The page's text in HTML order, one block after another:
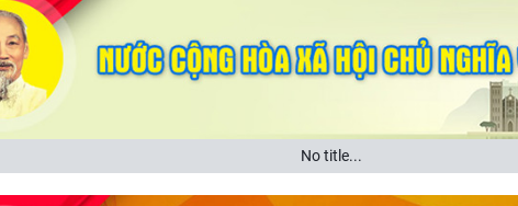
No title...